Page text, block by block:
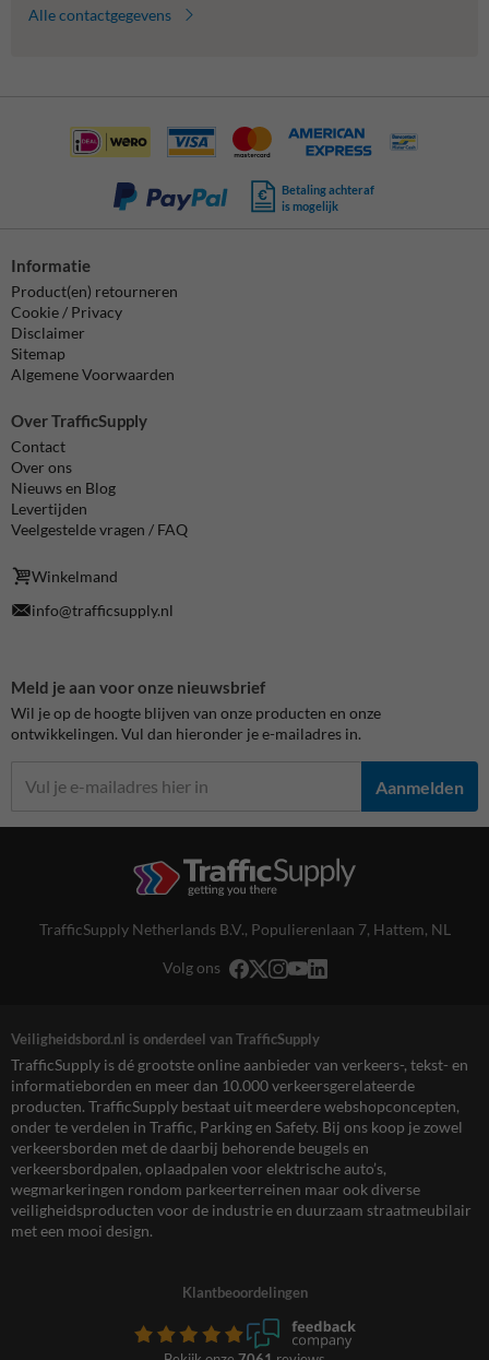
Alle contactgegevens
Betaling achteraf
is mogelijk
Informatie
Product(en) retourneren
Cookie / Privacy
Disclaimer
Sitemap
Algemene Voorwaarden
Over TrafficSupply
Contact
Over ons
Nieuws en Blog
Levertijden
Veelgestelde vragen / FAQ
Winkelmand
info@trafficsupply.nl
Meld je aan voor onze nieuwsbrief
Wil je op de hoogte blijven van onze producten en onze
ontwikkelingen. Vul dan hieronder je e-mailadres in.
Aanmelden
TrafficSupply Netherlands B.V., Populierenlaan 7, Hattem, NL
Volg ons
Veiligheidsbord.nl is onderdeel van TrafficSupply
TrafficSupply is dé grootste online aanbieder van verkeers-, tekst- en
informatieborden en meer dan 10.000 verkeersgerelateerde
producten. TrafficSupply bestaat uit meerdere webshopconcepten,
onder te verdelen in Traffic, Parking en Safety. Bij ons koop je zowel
verkeersborden met de daarbij behorende beugels en
verkeersbordpalen, oplaadpalen voor elektrische auto’s,
wegmarkeringen rondom parkeerterreinen maar ook diverse
veiligheidsproducten voor de industrie en duurzaam straatmeubilair
met een mooi design.
Klantbeoordelingen